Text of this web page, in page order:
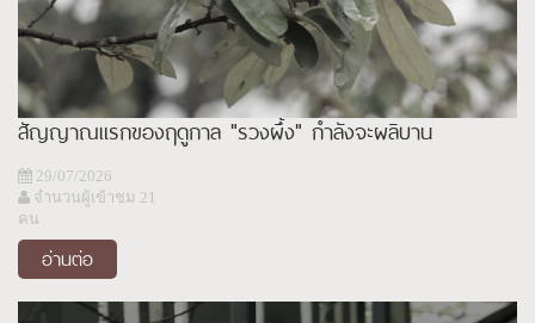
สัญญาณแรกของฤดูกาล "รวงผึ้ง" กำลังจะผลิบาน
29/07/2026
จำนวนผู้เข้าชม 21
คน
อ่านต่อ